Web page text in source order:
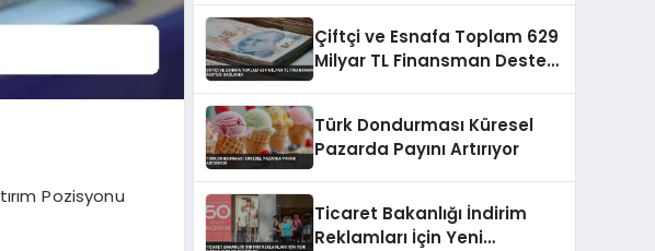
Pozisyonu
Çiftçi ve Esnafa Toplam 629
Milyar TL Finansman Desteği
Türk Dondurması Küresel
Pazarda Payını Artırıyor
Ticaret Bakanlığı İndirim
Reklamları İçin Yeni